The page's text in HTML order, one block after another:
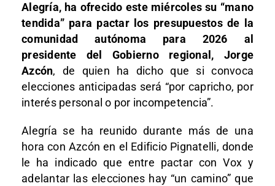
Alegría, ha ofrecido este miércoles su “mano
tendida” para pactar los presupuestos de la
comunidad autónoma para 2026 al
presidente del Gobierno regional, Jorge
Azcón, de quien ha dicho que si convoca
elecciones anticipadas será “por capricho, por
interés personal o por incompetencia”.
Alegría se ha reunido durante más de una
hora con Azcón en el Edificio Pignatelli, donde
le ha indicado que entre pactar con Vox y
adelantar las elecciones hay “un camino” que